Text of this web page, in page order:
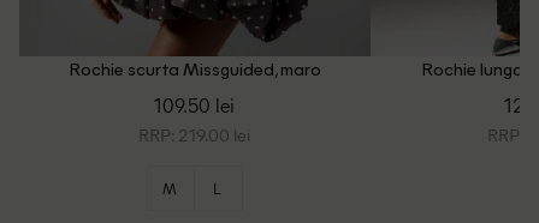
Rochie scurta Missguided, maro
109.50 lei
RRP: 219.00 lei
M L
Rochie lunga
RRP: